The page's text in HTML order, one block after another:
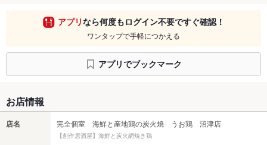
アプリなら何度もログイン不要ですぐ確認！
ワンタップで手軽につかえる
アプリでブックマーク
お店情報
店名 完全個室 海鮮と産地鶏の炭火焼 うお鶏 沼津店
【創作居酒屋】海鮮と炭火網焼き鶏